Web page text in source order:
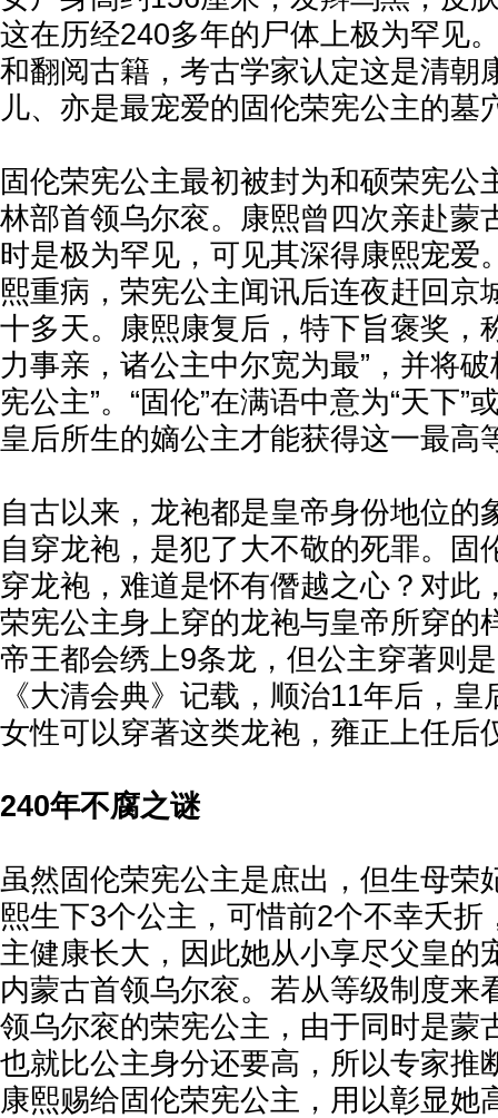
这在历经240多年的尸体上极为罕见
和翻阅古籍，考古学家认定这是清朝
儿、亦是最宠爱的固伦荣宪公主的墓
固伦荣宪公主最初被封为和硕荣宪公
林部首领乌尔衮。康熙曾四次亲赴蒙
时是极为罕见，可见其深得康熙宠爱
熙重病，荣宪公主闻讯后连夜赶回京
十多天。康熙康复后，特下旨褒奖，
力事亲，诸公主中尔宽为最”，并将
宪公主”。“固伦”在满语中意为“天下”
皇后所生的嫡公主才能获得这一最高
自古以来，龙袍都是皇帝身份地位的
自穿龙袍，是犯了大不敬的死罪。固
穿龙袍，难道是怀有僭越之心？对此
荣宪公主身上穿的龙袍与皇帝所穿的
帝王都会绣上9条龙，但公主穿著则
《大清会典》记载，顺治11年后，
女性可以穿著这类龙袍，雍正上任后
240年不腐之谜
虽然固伦荣宪公主是庶出，但生母荣
熙生下3个公主，可惜前2个不幸夭折
主健康长大，因此她从小享尽父皇的
内蒙古首领乌尔衮。若从等级制度来
领乌尔衮的荣宪公主，由于同时是蒙
也就比公主身分还要高，所以专家推
康熙赐给固伦荣宪公主，用以彰显她